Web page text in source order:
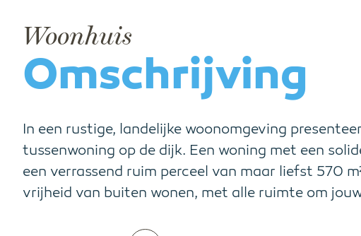
Woonhuis
Omschrijving
In een rustige, landelijke woonomgeving
tussenwoning op de dijk. Een woning met een
een verrassend ruim perceel van maar liefst 570
vrijheid van buiten wonen, met alle ruimte om